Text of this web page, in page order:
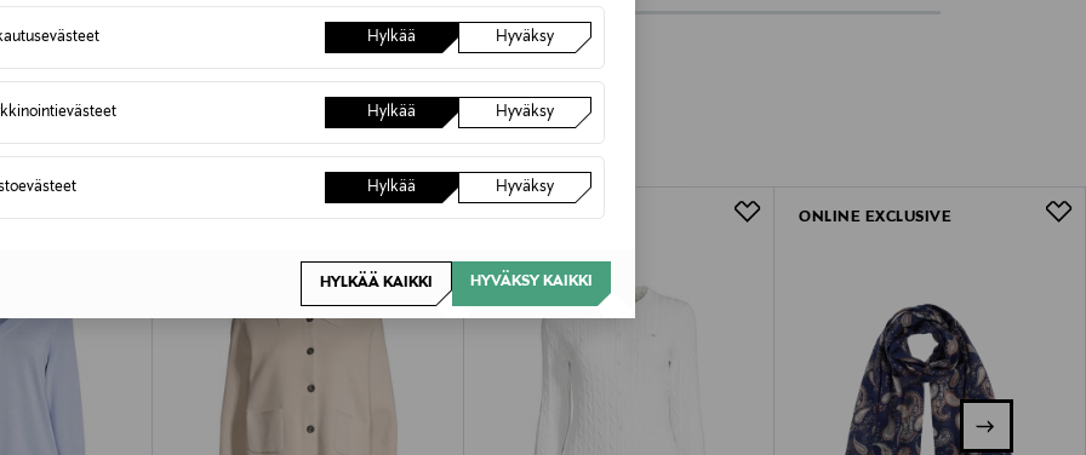
Hylkää Hyväksy
Hylkää Hyväksy
Hylkää Hyväksy
HYLKÄÄ KAIKKI HYVÄKSY KAIKKI
ONLINE EXCLUSIVE